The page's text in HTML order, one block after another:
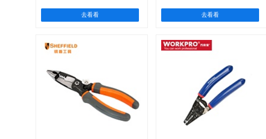
去看看 去看看